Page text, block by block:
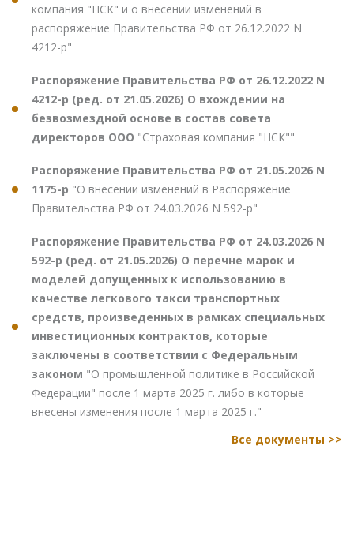
компания "НСК" и о внесении изменений в
распоряжение Правительства РФ от 26.12.2022 N
4212-р"
Распоряжение Правительства РФ от 26.12.2022 N
4212-р (ред. от 21.05.2026) О вхождении на
безвозмездной основе в состав совета
директоров ООО "Страховая компания "НСК""
Распоряжение Правительства РФ от 21.05.2026 N
1175-р "О внесении изменений в Распоряжение
Правительства РФ от 24.03.2026 N 592-р"
Распоряжение Правительства РФ от 24.03.2026 N
592-р (ред. от 21.05.2026) О перечне марок и
моделей допущенных к использованию в
качестве легкового такси транспортных
средств, произведенных в рамках специальных
инвестиционных контрактов, которые
заключены в соответствии с Федеральным
законом "О промышленной политике в Российской
Федерации" после 1 марта 2025 г. либо в которые
внесены изменения после 1 марта 2025 г."
Все документы >>